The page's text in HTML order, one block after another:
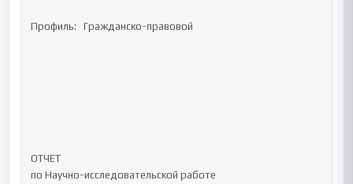
Профиль:   Гражданско-правовой
ОТЧЕТ
по Научно-исследовательской работе